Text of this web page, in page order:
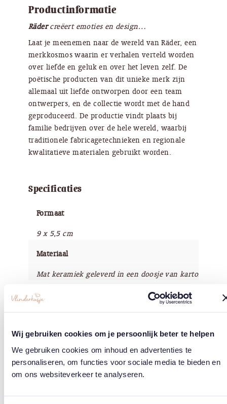
Wij gebruiken cookies om je persoonlijk beter te helpen
We gebruiken cookies om inhoud en advertenties te
personaliseren, om functies voor sociale media te bieden en
om ons websiteverkeer te analyseren.
Productinformatie
Rädercreëert emoties en design…
Laat je meenemen naar de wereld van Räder, een
merkkosmos waarin er verhalen verteld worden
over liefde en geluk en over het leven zelf. De
poëtische producten van dit unieke merk zijn
allemaal uit liefde ontworpen door een team
ontwerpers, en de collectie wordt met de hand
geproduceerd. De productie vindt plaats bij
familie bedrijven over de hele wereld, waarbij
traditionele fabricagetechnieken en regionale
kwalitatieve materialen gebruikt worden.
Specificaties
Formaat
9 x 5,5 cm
Materiaal
Mat keramiek geleverd in een doosje van karton
Merk
Räder / Design Stories
Tags